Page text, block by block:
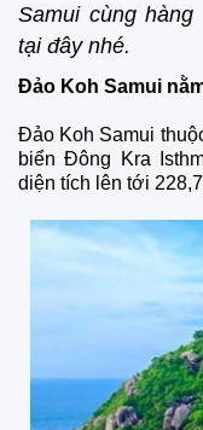
Samui cùng
tại đây nhé.
Đảo Koh Samui
Đảo Koh Samui
biển Đông Kra
diện tích lên tới